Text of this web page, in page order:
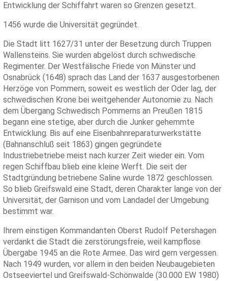
Entwicklung der Schiffahrt waren so Grenzen gesetzt.
1456 wurde die Universität gegründet.
Die Stadt litt 1627/31 unter der Besetzung durch Truppen
Wallensteins. Sie wurden abgelöst durch schwedische
Regimenter. Der Westfälische Friede von Münster und
Osnabrück (1648) sprach das Land der 1637 ausgestorbenen
Herzöge von Pommern, soweit es westlich der Oder lag, der
schwedischen Krone bei weitgehender Autonomie zu. Nach
dem Übergang Schwedisch Pommerns an Preußen 1815
begann eine stetige, aber durch die Junker gehemmte
Entwicklung. Bis auf eine Eisenbahnreparaturwerkstätte
(Bahnanschluß seit 1863) gingen gegründete
Industriebetriebe meist nach kurzer Zeit wieder ein. Vom
regen Schiffbau blieb eine kleine Werft. Die seit der
Stadtgründung betriebene Saline wurde 1872 geschlossen.
So blieb Greifswald eine Stadt, deren Charakter lange von der
Universität, der Garnison und vom Landadel der Umgebung
bestimmt war.
Ihrem einstigen Kommandanten Oberst Rudolf Petershagen
verdankt die Stadt die zerstörungsfreie, weil kampflose
Übergabe 1945 an die Rote Armee. Das wird gern vergessen.
Nach 1949 wurden, vor allem in den beiden Neubaugebieten
Ostseeviertel und Greifswald-Schönwalde (30.000 EW 1980)